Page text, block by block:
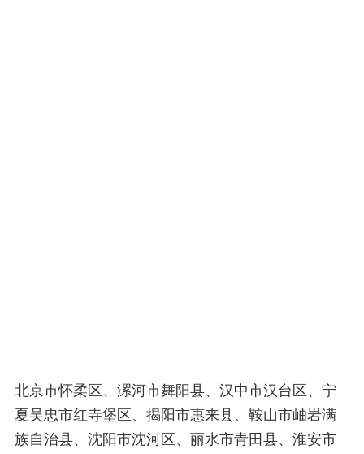
北京市怀柔区、漯河市舞阳县、汉中市汉台区、宁
夏吴忠市红寺堡区、揭阳市惠来县、鞍山市岫岩满
族自治县、沈阳市沈河区、丽水市青田县、淮安市